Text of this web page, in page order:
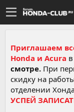
Приглашаем
Honda и Acura
смотре. При
скидку на
отделении
УСПЕЙ